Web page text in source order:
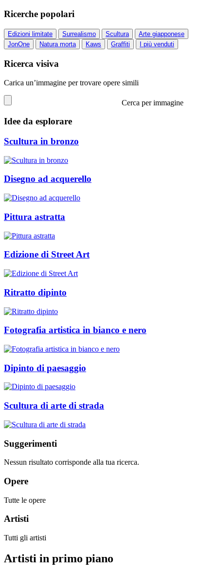
Ricerche popolari
Edizioni limitate Surrealismo Scultura
Arte giapponese
JonOne
Natura morta Kaws Graffiti I più venduti
Ricerca visiva
Carica un’immagine per trovare opere simili
Cerca per immagine
Idee da esplorare
Scultura in bronzo
Disegno ad acquerello
Pittura astratta
Edizione di Street Art
Ritratto dipinto
Fotografia artistica in bianco e nero
Dipinto di paesaggio
Scultura di arte di strada
Suggerimenti
Nessun risultato corrisponde alla tua ricerca.
Opere
Tutte le opere
Artisti
Tutti gli artisti
Artisti in primo piano